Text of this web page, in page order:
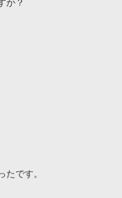
か？
です。